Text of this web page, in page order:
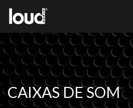
CAIXAS DE SOM